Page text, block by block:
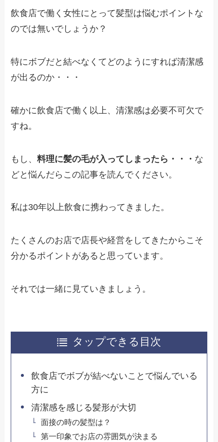
飲食店で働く女性にとって髪型は悩むポイントな
のでは無いでしょうか？
特にボブだと結べなくてどのようにすれば清潔感
が出るのか・・・
確かに飲食店で働く以上、清潔感は必要不可欠で
すね。
もし、料理に髪の毛が入ってしまったら・・・ な
どと悩んだらこの記事を読んでください。
私は30年以上飲食に携わってきました。
たくさんのお店で店長や経営をしてきたからこそ
分かるポイントがあると思っています。
それでは一緒に見ていきましょう。
タップできる目次
飲食店でボブが結べないことで悩んでいる
方に
清潔感を感じる髪形が大切
面接の時の髪型は？
第一印象でお店の雰囲気が決まる